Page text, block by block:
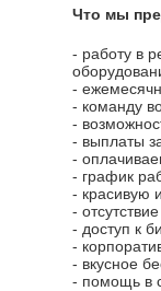
Что мы
- работу в
-
- команду
-
- выплаты
-
- график
- красивую
-
- доступ к
-
- вкусное
- помощь в